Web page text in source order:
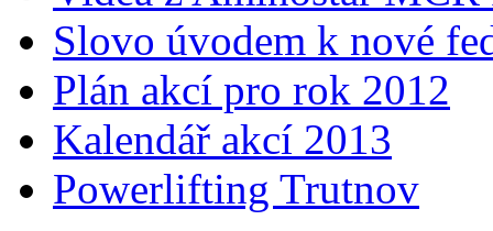
Slovo úvodem k nové
Plán akcí pro rok 2012
Kalendář akcí 2013
Powerlifting Trutnov